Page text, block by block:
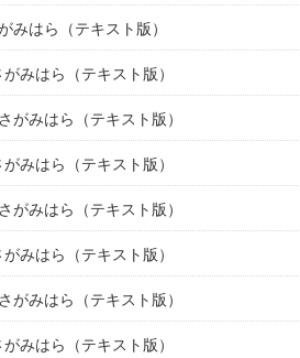
はら（テキスト版）
みはら（テキスト版）
みはら（テキスト版）
みはら（テキスト版）
みはら（テキスト版）
みはら（テキスト版）
みはら（テキスト版）
みはら（テキスト版）